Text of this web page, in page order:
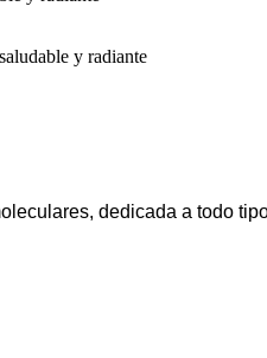
dedicada a todo